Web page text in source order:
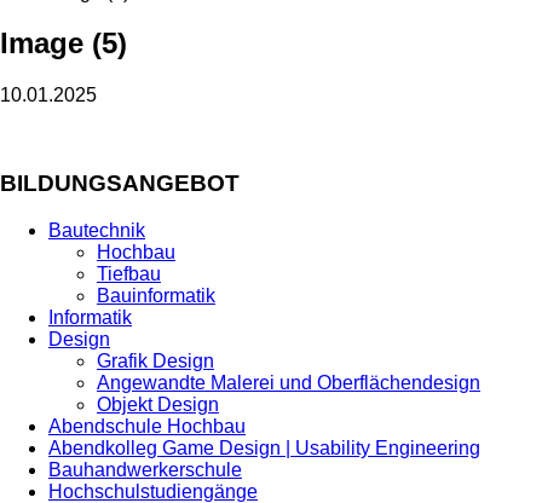
Image (5)
10.01.2025
BILDUNGSANGEBOT
Bautechnik
Hochbau
Tiefbau
Bauinformatik
Informatik
Design
Grafik Design
Angewandte Malerei und Oberflächendesign
Objekt Design
Abendschule Hochbau
Abendkolleg Game Design | Usability Engineering
Bauhandwerkerschule
Hochschulstudiengänge